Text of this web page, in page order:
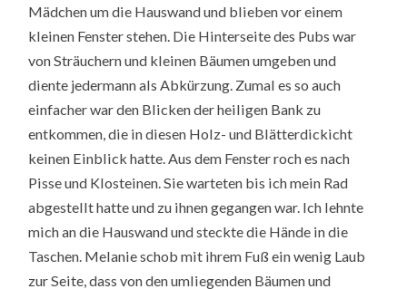
Mädchen um die Hauswand und blieben vor einem
kleinen Fenster stehen. Die Hinterseite des Pubs war
von Sträuchern und kleinen Bäumen umgeben und
diente jedermann als Abkürzung. Zumal es so auch
einfacher war den Blicken der heiligen Bank zu
entkommen, die in diesen Holz- und Blätterdickicht
keinen Einblick hatte. Aus dem Fenster roch es nach
Pisse und Klosteinen. Sie warteten bis ich mein Rad
abgestellt hatte und zu ihnen gegangen war. Ich lehnte
mich an die Hauswand und steckte die Hände in die
Taschen. Melanie schob mit ihrem Fuß ein wenig Laub
zur Seite, dass von den umliegenden Bäumen und